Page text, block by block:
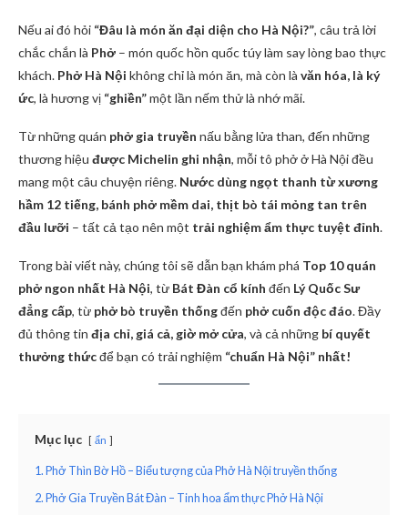
Nếu ai đó hỏi “Đâu là món ăn đại diện cho Hà Nội?”, câu trả lời
chắc chắn là Phở – món quốc hồn quốc túy làm say lòng bao thực
khách. Phở Hà Nội không chỉ là món ăn, mà còn là văn hóa, là ký
ức, là hương vị “ghiền”một lần nếm thử là nhớ mãi.
Từ những quán phở gia truyền nấu bằng lửa than, đến những
thương hiệu được Michelin ghi nhận, mỗi tô phở ở Hà Nội đều
mang một câu chuyện riêng. Nước dùng ngọt thanh từ xương
hầm 12 tiếng, bánh phở mềm dai, thịt bò tái mỏng tan trên
đầu lưỡi – tất cả tạo nên một trải nghiệm ẩm thực tuyệt đỉnh.
Trong bài viết này, chúng tôi sẽ dẫn bạn khám phá Top 10 quán
phở ngon nhất Hà Nội, từ Bát Đàn cổ kính đến Lý Quốc Sư
đẳng cấp, từ phở bò truyền thốngđến phở cuốn độc đáo. Đầy
đủ thông tin địa chỉ, giá cả, giờ mở cửa, và cả những bí quyết
thưởng thứcđể bạn có trải nghiệm “chuẩn Hà Nội” nhất!
Mục lục ẩn
1. Phở Thìn Bờ Hồ – Biểu tượng của Phở Hà Nội truyền thống
2. Phở Gia Truyền Bát Đàn – Tinh hoa ẩm thực Phở Hà Nội